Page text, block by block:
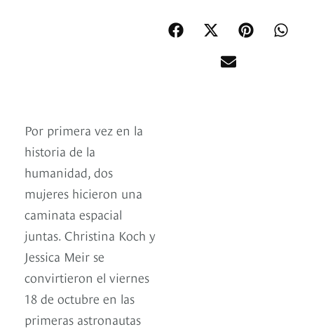
Por primera vez en la
historia de la
humanidad, dos
mujeres hicieron una
caminata espacial
juntas. Christina Koch y
Jessica Meir se
convirtieron el viernes
18 de octubre en las
primeras astronautas